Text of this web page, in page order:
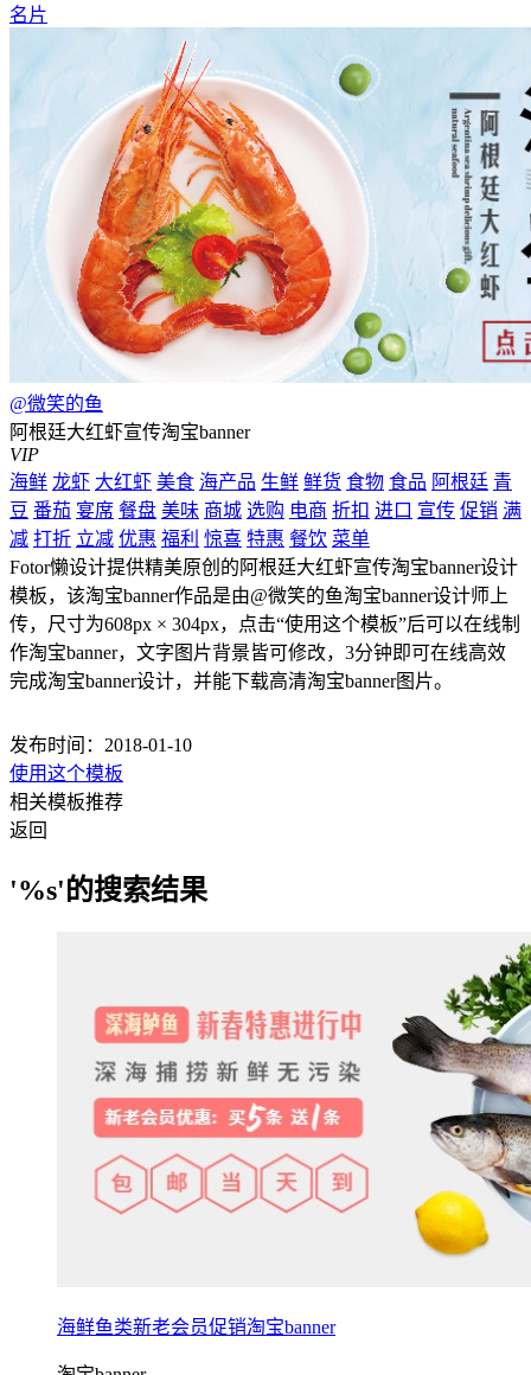
名片
@微笑的鱼
阿根廷大红虾宣传淘宝banner
VIP
海鲜 龙虾 大红虾 美食 海产品 生鲜 鲜货 食物 食品 阿根廷 青
豆 番茄 宴席 餐盘 美味 商城 选购 电商 折扣 进口 宣传 促销 满
减 打折 立减 优惠 福利 惊喜 特惠 餐饮 菜单
Fotor懒设计提供精美原创的阿根廷大红虾宣传淘宝banner设计
模板，该淘宝banner作品是由@微笑的鱼淘宝banner设计师上
传，尺寸为608px × 304px，点击“使用这个模板”后可以在线制
作淘宝banner，文字图片背景皆可修改，3分钟即可在线高效
完成淘宝banner设计，并能下载高清淘宝banner图片。
发布时间：2018-01-10
使用这个模板
相关模板推荐
返回
'%s'的搜索结果
海鲜鱼类新老会员促销淘宝banner